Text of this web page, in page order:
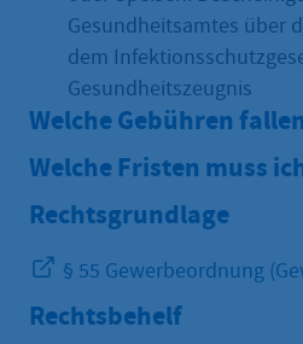
Gesundheitsamtes über
dem
Gesundheitszeugnis
Welche Gebühren
Welche Fristen muss
Rechtsgrundlage
§ 55 Gewerbeordnung
Rechtsbehelf